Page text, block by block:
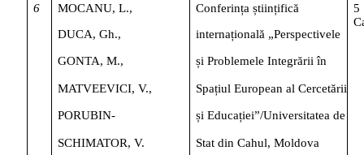
6 MOCANU, L.,
DUCA, Gh.,
Conferința științifică
internațională „Perspectivele
5
GONTA, M., și Problemele Integrării în
MATVEEVICI, V., Spațiul European al Cercetării
PORUBIN- și Educației”/Universitatea de
SCHIMATOR, V. Stat din Cahul, Moldova